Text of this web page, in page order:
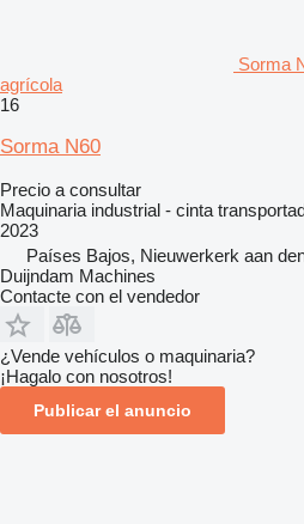
Sorma
agrícola
16
Sorma N60
Precio a consultar
Maquinaria industrial - cinta
2023
Países Bajos, Nieuwerkerk aan
Duijndam Machines
Contacte con el vendedor
¿Vende vehículos o maquinaria?
¡Hagalo con nosotros!
Publicar el anuncio